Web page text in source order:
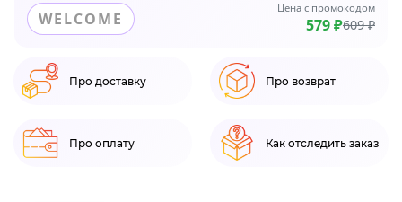
WELCOME
Цена с промокодом
579 ₽609 ₽
Про доставку Про возврат
Про оплату Как отследить заказ